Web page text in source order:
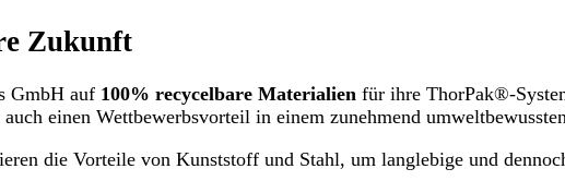
Zukunft
GmbH auf 100% recycelbare Materialien für ihre ThorPak®-
einen Wettbewerbsvorteil in einem zunehmend
die Vorteile von Kunststoff und Stahl, um langlebige und